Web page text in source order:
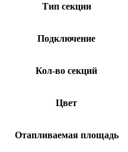
Тип секции
Подключение
Кол-во секций
Цвет
Отапливаемая площадь